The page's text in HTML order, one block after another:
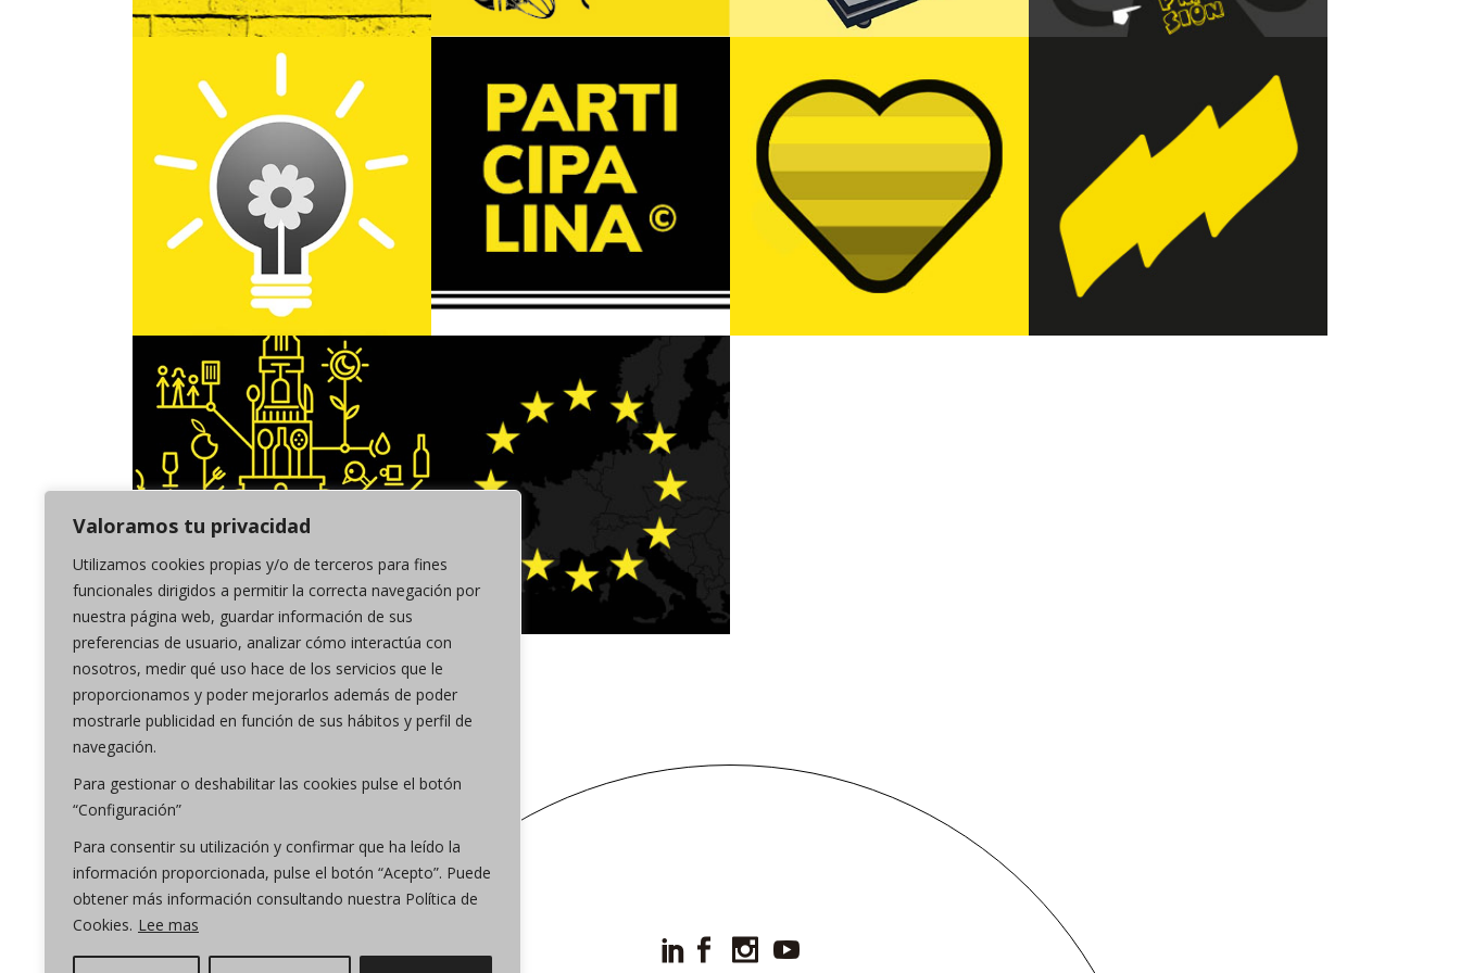
Valoramos tu privacidad
Utilizamos cookies propias y/o de terceros para fines
funcionales dirigidos a permitir la correcta navegación por
nuestra página web, guardar información de sus
preferencias de usuario, analizar cómo interactúa con
nosotros, medir qué uso hace de los servicios que le
proporcionamos y poder mejorarlos además de poder
mostrarle publicidad en función de sus hábitos y perfil de
navegación.
Para gestionar o deshabilitar las cookies pulse el botón
“Configuración”
Para consentir su utilización y confirmar que ha leído la
información proporcionada, pulse el botón “Acepto”. Puede
obtener más información consultando nuestra Política de
Cookies. Lee mas
MENOS ES MÁS PARTICIPALINA SER QUIEN SOY – 28J CAMPAÑAS USTEA ENSEÑANZA
GASTRONOMÍA SOSTENIBLE EUROPE DIRECT CÓRDOBA